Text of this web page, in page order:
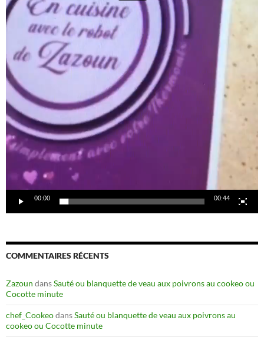
00:00 00:44
COMMENTAIRES RÉCENTS
Zazoun dansSauté ou blanquette de veau aux poivrons au cookeo ou
Cocotte minute
chef_CookeodansSauté ou blanquette de veau aux poivrons au
cookeo ou Cocotte minute